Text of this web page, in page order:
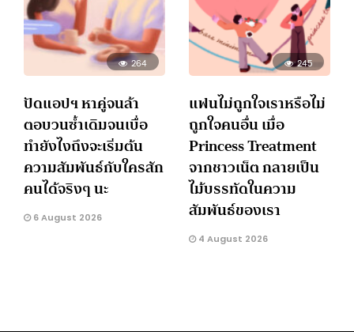
264
ปัดแอปฯ หาคู่จนล้า
ตอบวนซ้ำเดิมจนเบื่อ
ทำยังไงถึงจะเริ่มต้น
ความสัมพันธ์กับใครสัก
คนได้จริงๆ นะ
6 August 2026
245
แฟนไม่ถูกใจเราหรือไม่
ถูกใจคนอื่น เมื่อ
Princess Treatment
จากชาวเน็ต กลายเป็น
ไม้บรรทัดในความ
สัมพันธ์ของเรา
4 August 2026